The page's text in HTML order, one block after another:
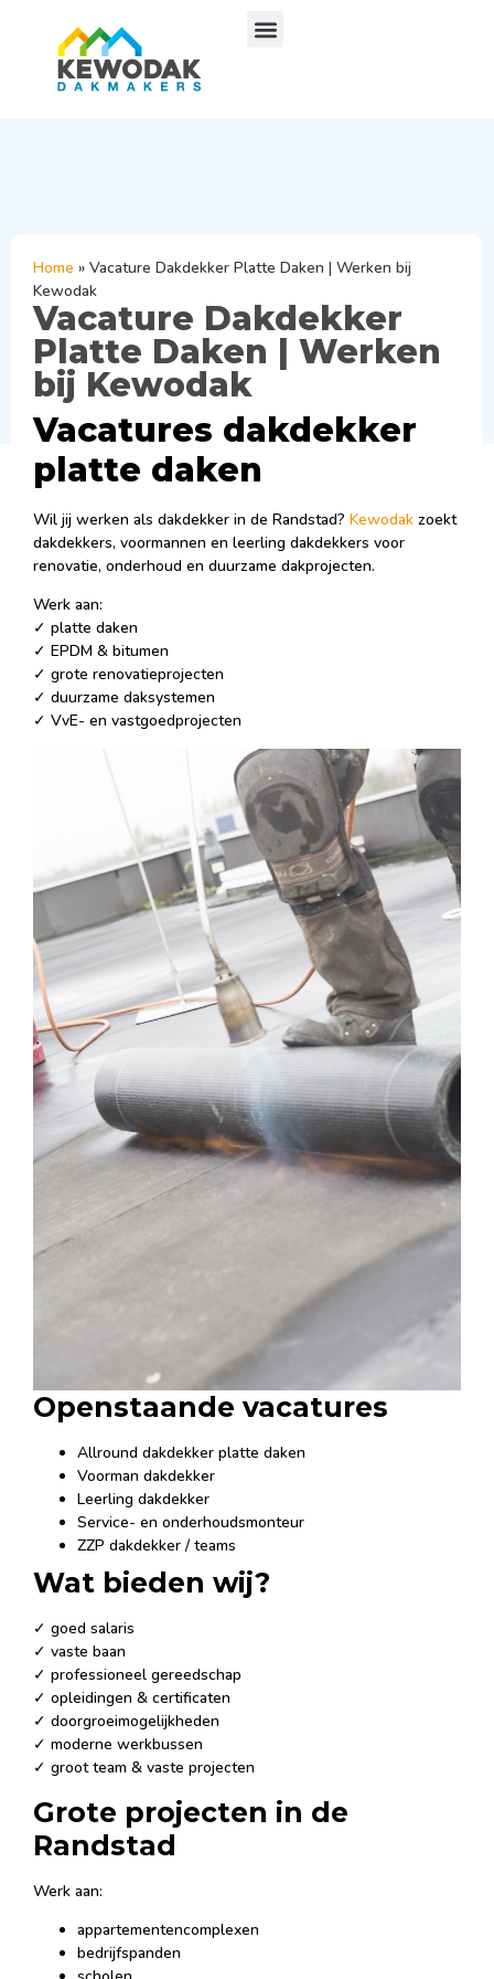
Home » Vacature Dakdekker Platte Daken | Werken bij
Kewodak
Vacature Dakdekker
Platte Daken | Werken
bij Kewodak
Vacatures dakdekker
platte daken
Wil jij werken als dakdekker in de Randstad? Kewodak zoekt
dakdekkers, voormannen en leerling dakdekkers voor
renovatie, onderhoud en duurzame dakprojecten.
Werk aan:
✓ platte daken
✓ EPDM & bitumen
✓ grote renovatieprojecten
✓ duurzame daksystemen
✓ VvE- en vastgoedprojecten
Openstaande vacatures
Allround dakdekker platte daken
Voorman dakdekker
Leerling dakdekker
Service- en onderhoudsmonteur
ZZP dakdekker / teams
Wat bieden wij?
✓ goed salaris
✓ vaste baan
✓ professioneel gereedschap
✓ opleidingen & certificaten
✓ doorgroeimogelijkheden
✓ moderne werkbussen
✓ groot team & vaste projecten
Grote projecten in de
Randstad
Werk aan:
appartementencomplexen
bedrijfspanden